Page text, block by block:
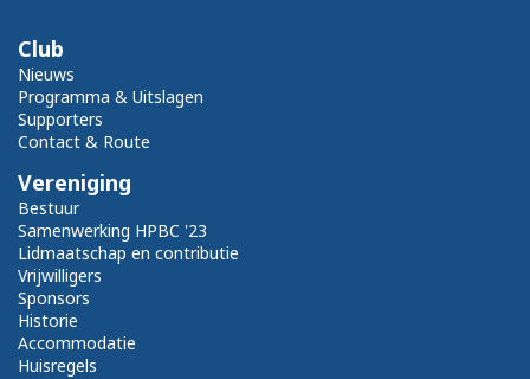
Club
Nieuws
Programma & Uitslagen
Supporters
Contact & Route
Vereniging
Bestuur
Samenwerking HPBC '23
Lidmaatschap en contributie
Vrijwilligers
Sponsors
Historie
Accommodatie
Huisregels